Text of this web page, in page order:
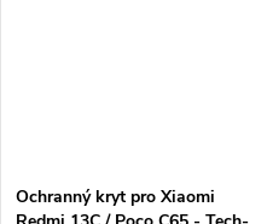
Ochranný kryt pro Xiaomi